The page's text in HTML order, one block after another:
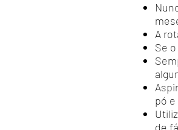
A
Se
pó
de